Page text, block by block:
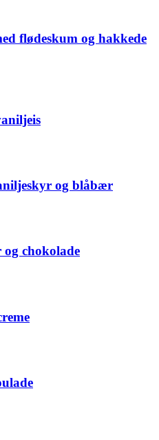
flødeskum og hakkede
og blåbær
chokolade